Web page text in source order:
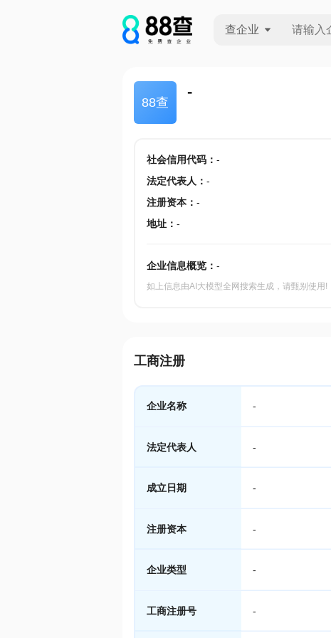
查企业
88查
-
社会信用代码： -
法定代表人 ： -
注册资本： -
地址： -
企业信息概览： -
如上信息由AI大模型全网搜索生成，请甄别使用!
工商注册
企业名称 -
法定代表人 -
成立日期 -
注册资本 -
企业类型 -
工商注册号 -